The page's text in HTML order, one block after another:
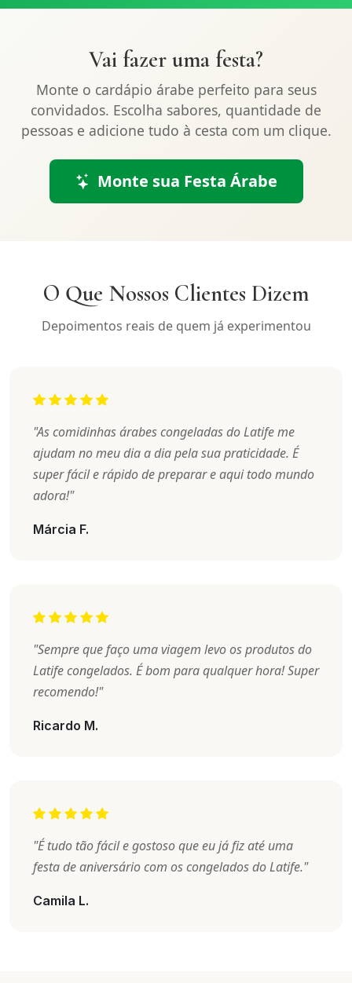
Vai fazer uma festa?
Monte o cardápio árabe perfeito para seus
convidados. Escolha sabores, quantidade de
pessoas e adicione tudo à cesta com um clique.
Monte sua Festa Árabe
O Que Nossos Clientes Dizem
Depoimentos reais de quem já experimentou
"As comidinhas árabes congeladas do Latife me
ajudam no meu dia a dia pela sua praticidade. É
super fácil e rápido de preparar e aqui todo mundo
adora!"
Márcia F.
"Sempre que faço uma viagem levo os produtos do
Latife congelados. É bom para qualquer hora! Super
recomendo!"
Ricardo M.
"É tudo tão fácil e gostoso que eu já fiz até uma
festa de aniversário com os congelados do Latife."
Camila L.